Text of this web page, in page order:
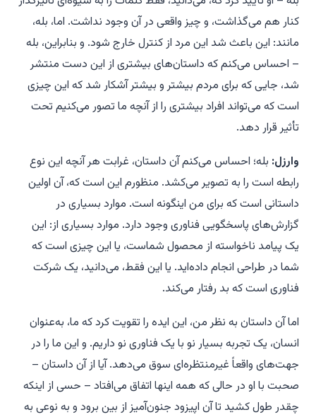
کنار هم می‌گذاشت، و چیز واقعی در آن وجود نداشت. اما، بله،
مانند: این باعث شد این مرد از کنترل خارج شود. و بنابراین، بله
– احساس می‌کنم که داستان‌های بیشتری از این دست منتشر
شد، جایی که برای مردم بیشتر و بیشتر آشکار شد که این چیزی
است که می‌تواند افراد بیشتری را از آنچه ما تصور می‌کنیم تحت
تأثیر قرار دهد.
وارزل: بله؛ احساس می‌کنم آن داستان، غرابت هر آنچه این نوع
رابطه است را به تصویر می‌کشد. منظورم این است که، آن اولین
داستانی است که برای من اینگونه است. موارد بسیاری در
گزارش‌های پاسخگویی فناوری وجود دارد. موارد بسیاری از: این
یک پیامد ناخواسته از محصول شماست، یا این چیزی است که
شما در طراحی انجام داده‌اید. یا این فقط، می‌دانید، یک شرکت
فناوری است که بد رفتار می‌کند.
اما آن داستان به نظر من، این ایده را تقویت کرد که ما، به‌عنوان
انسان، یک تجربه بسیار نو با یک فناوری نو داریم. و این ما را در
جهت‌های واقعاً غیرمنتظره‌ای سوق می‌دهد. آیا از آن داستان –
صحبت با او در حالی که همه اینها اتفاق می‌افتاد – حسی از اینکه
چقدر طول کشید تا آن اپیزود جنون‌آمیز از بین برود و به نوعی به